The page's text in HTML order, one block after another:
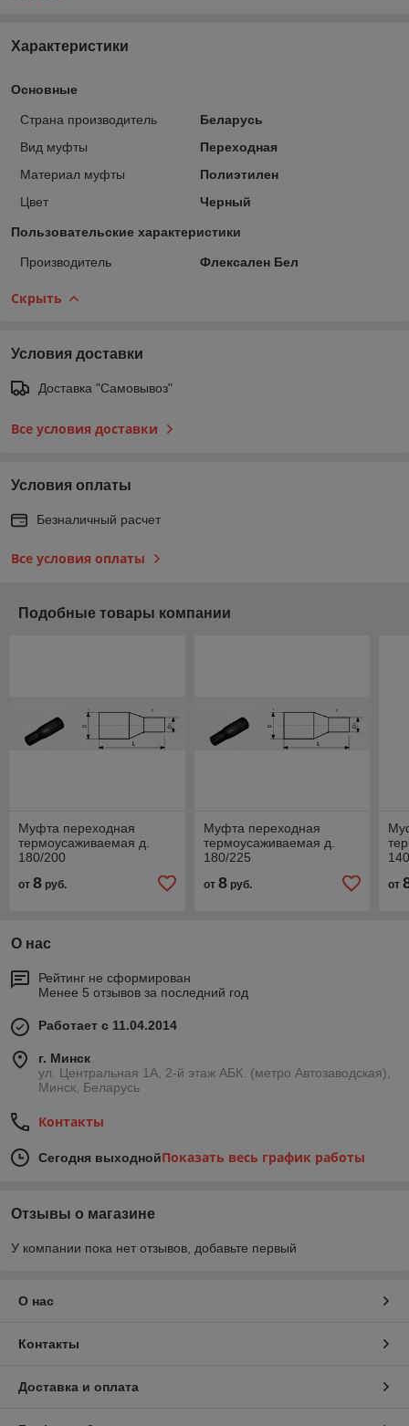
Характеристики
Основные
Страна производитель
Беларусь
Вид муфты
Переходная
Материал муфты
Полиэтилен
Цвет
Черный
Пользовательские характеристики
Производитель Флексален Бел
Скрыть
Условия доставки
Доставка "Самовывоз"
Все условия доставки
Условия оплаты
Безналичный расчет
Все условия оплаты
Подобные товары компании
Муфта переходная
термоусаживаемая д.
180/200
от 8 руб.
Муфта переходная
термоусаживаемая д.
180/225
от 8руб. от
О нас
Рейтинг не сформирован
Менее 5 отзывов за последний год
Работает с 11.04.2014
г. Минск
ул. Центральная 1А, 2-й этаж АБК. (метро Автозаводская),
Минск, Беларусь
Контакты
Сегодня выходнойПоказать весь график работы
Отзывы о магазине
У компании пока нет отзывов, добавьте первый
О нас
Контакты
Доставка и оплата